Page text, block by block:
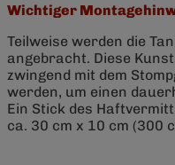
Wichtiger
Teilweise werden die
angebracht. Diese
zwingend mit dem
werden, um einen
Ein Stick des
ca. 30 cm x 10 cm (300